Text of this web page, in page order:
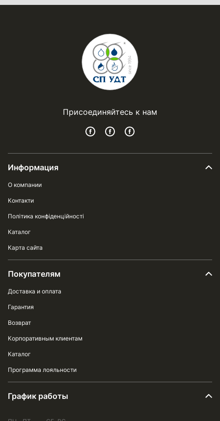
Присоединяйтесь к нам
Информация
О компании
Контакти
Політика конфіденційності
Каталог
Карта сайта
Покупателям
Доставка и оплата
Гарантия
Возврат
Корпоративным клиентам
Каталог
Программа лояльности
График работы